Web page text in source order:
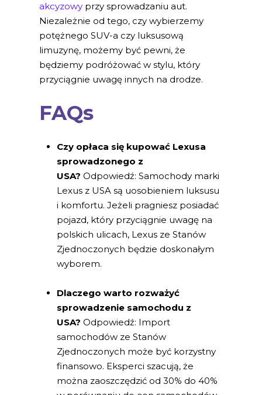
akcyzowy przy sprowadzaniu aut.
Niezależnie od tego, czy wybierzemy
potężnego SUV-a czy luksusową
limuzynę, możemy być pewni, że
będziemy podróżować w stylu, który
przyciągnie uwagę innych na drodze.
FAQs
Czy opłaca się kupować Lexusa
sprowadzonego z
USA? Odpowiedź: Samochody marki
Lexus z USA są uosobieniem luksusu
i komfortu. Jeżeli pragniesz posiadać
pojazd, który przyciągnie uwagę na
polskich ulicach, Lexus ze Stanów
Zjednoczonych będzie doskonałym
wyborem.
Dlaczego warto rozważyć
sprowadzenie samochodu z
USA? Odpowiedź: Import
samochodów ze Stanów
Zjednoczonych może być korzystny
finansowo. Eksperci szacują, że
można zaoszczędzić od 30% do 40%